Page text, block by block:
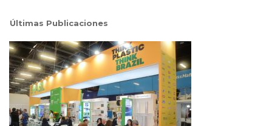
Últimas Publicaciones